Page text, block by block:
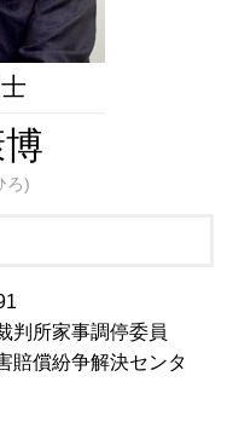
ろ)
所家事調停委員
償紛争解決センタ